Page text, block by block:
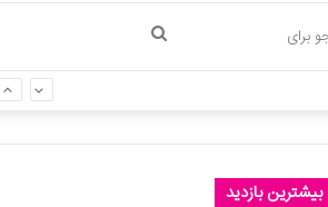
بیشترین بازدید